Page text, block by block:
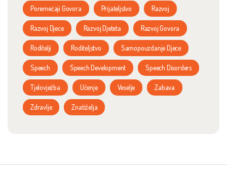
Poremećaji Govora Prijateljstvo Razvoj
Razvoj Djece Razvoj Djeteta Razvoj Govora
Roditelji Roditeljstvo Samopouzdanje Djece
Speech Speech Development Speech Disorders
Tjelovježba Učenje Veselje Zabava
Zdravlje Znatiželja